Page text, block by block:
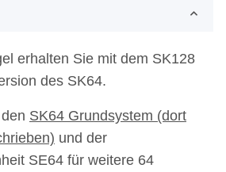
erhalten Sie mit dem SK128
des SK64.
SK64 Grundsystem (dort
und der
SE64 für weitere 64